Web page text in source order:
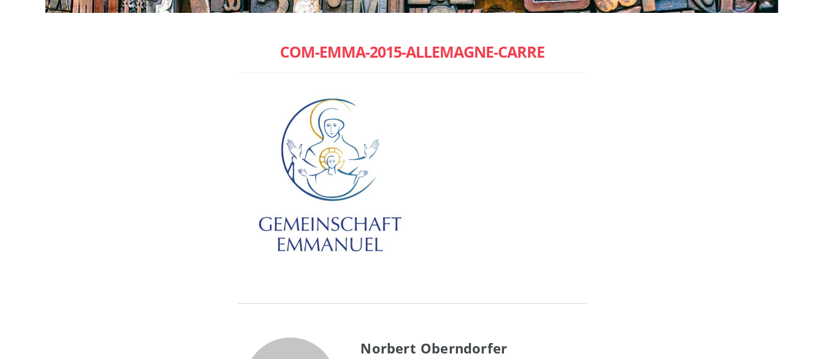
COM-EMMA-2015-ALLEMAGNE-CARRE
Norbert Oberndorfer